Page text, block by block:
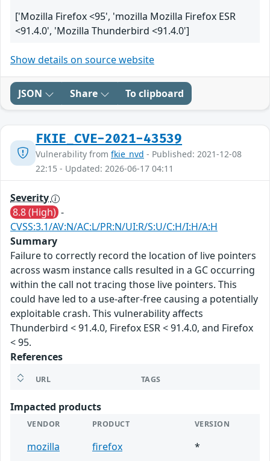
['Mozilla Firefox <95', 'mozilla Mozilla Firefox ESR
<91.4.0', 'Mozilla Thunderbird <91.4.0']
Show details on source website
JSON Share To clipboard
FKIE_CVE-2021-43539
Vulnerability from fkie_nvd - Published: 2021-12-08
22:15 - Updated: 2026-06-17 04:11
Severity
8.8 (High) -
CVSS:3.1/AV:N/AC:L/PR:N/UI:R/S:U/C:H/I:H/A:H
Summary
Failure to correctly record the location of live pointers
across wasm instance calls resulted in a GC occurring
within the call not tracing those live pointers. This
could have led to a use-after-free causing a potentially
exploitable crash. This vulnerability affects
Thunderbird < 91.4.0, Firefox ESR < 91.4.0, and Firefox
< 95.
References
URL TAGS
Impacted products
VENDOR PRODUCT VERSION
mozilla firefox
*